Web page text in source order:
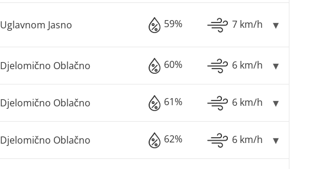
Uglavnom Jasno 59% 7 km/h
Djelomično Oblačno 60% 6 km/h
Djelomično Oblačno 61% 6 km/h
Djelomično Oblačno 62% 6 km/h